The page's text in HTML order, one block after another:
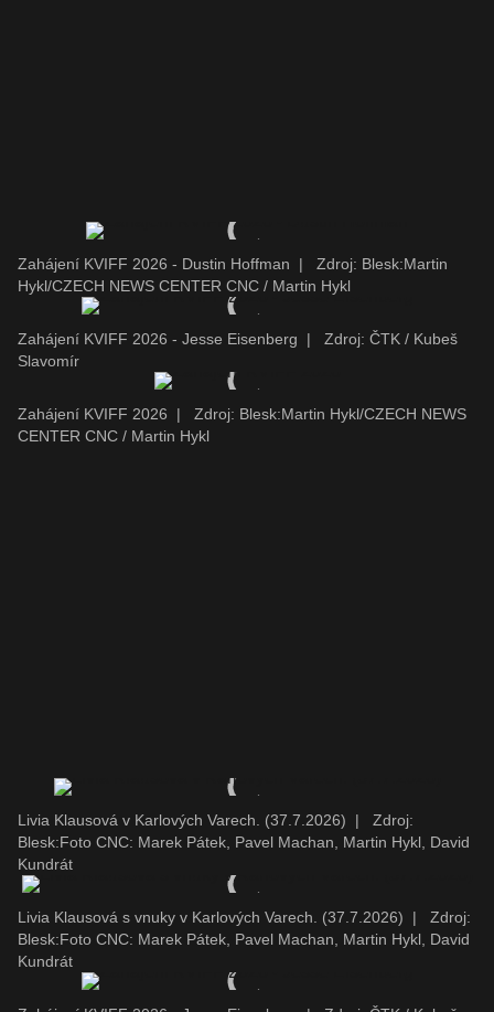
Zahájení KVIFF 2026 - Dustin Hoffman |
Zdroj: Blesk:Martin
Hykl/CZECH NEWS CENTER CNC / Martin Hykl
Zahájení KVIFF 2026 - Jesse Eisenberg |
Zdroj: ČTK / Kubeš
Slavomír
Zahájení KVIFF 2026 |
Zdroj: Blesk:Martin Hykl/CZECH NEWS
CENTER CNC / Martin Hykl
Livia Klausová v Karlových Varech. (37.7.2026) |
Zdroj:
Blesk:Foto CNC: Marek Pátek, Pavel Machan, Martin Hykl, David
Kundrát
Livia Klausová s vnuky v Karlových Varech. (37.7.2026) |
Zdroj:
Blesk:Foto CNC: Marek Pátek, Pavel Machan, Martin Hykl, David
Kundrát